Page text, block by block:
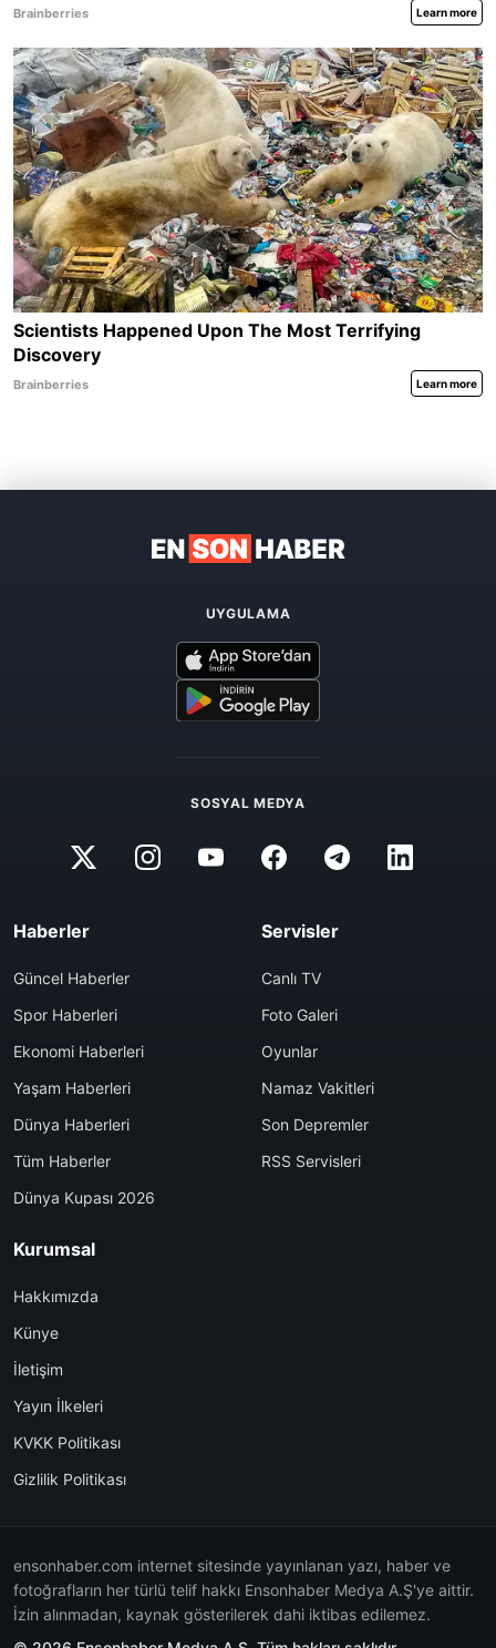
UYGULAMA
SOSYAL MEDYA
Haberler
Güncel Haberler
Spor Haberleri
Ekonomi Haberleri
Yaşam Haberleri
Dünya Haberleri
Tüm Haberler
Dünya Kupası 2026
Servisler
Canlı TV
Foto Galeri
Oyunlar
Namaz Vakitleri
Son Depremler
RSS Servisleri
Kurumsal
Hakkımızda
Künye
İletişim
Yayın İlkeleri
KVKK Politikası
Gizlilik Politikası
ensonhaber.com internet sitesinde yayınlanan yazı, haber ve
fotoğrafların her türlü telif hakkı Ensonhaber Medya A.Ş'ye aittir.
İzin alınmadan, kaynak gösterilerek dahi iktibas edilemez.